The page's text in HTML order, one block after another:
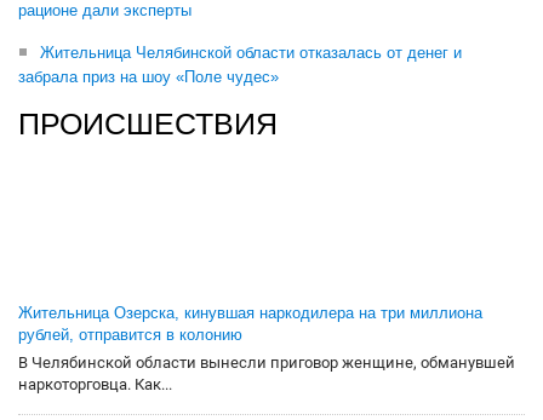
рационе дали эксперты
Жительница Челябинской области отказалась от денег и
забрала приз на шоу «Поле чудес»
ПРОИСШЕСТВИЯ
Жительница Озерска, кинувшая наркодилера на три миллиона
рублей, отправится в колонию
В Челябинской области вынесли приговор женщине, обманувшей
наркоторговца. Как...